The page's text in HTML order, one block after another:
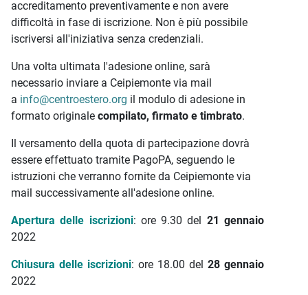
accreditamento preventivamente e non avere
difficoltà in fase di iscrizione. Non è più possibile
iscriversi all'iniziativa senza credenziali.
Una volta ultimata l'adesione online, sarà
necessario inviare a Ceipiemonte via mail
a info@centroestero.org il modulo di adesione in
formato originale compilato, firmato e timbrato.
Il versamento della quota di partecipazione dovrà
essere effettuato tramite PagoPA, seguendo le
istruzioni che verranno fornite da Ceipiemonte via
mail successivamente all'adesione online.
Apertura delle iscrizioni: ore 9.30 del 21 gennaio
2022
Chiusura delle iscrizioni: ore 18.00 del 28 gennaio
2022